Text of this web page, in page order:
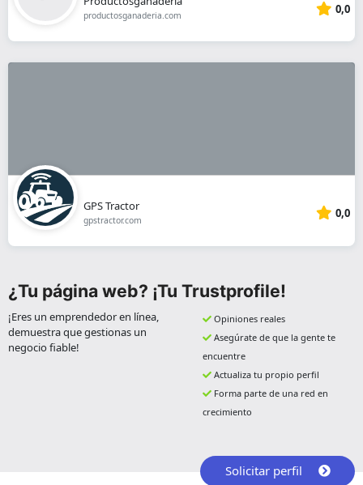
productosganaderia.com 0,0
GPS Tractor
gpstractor.com 0,0
¿Tu página web? ¡Tu Trustprofile!
¡Eres un emprendedor en línea,
demuestra que gestionas un
negocio fiable!
Opiniones reales
Asegúrate de que la gente te
encuentre
Actualiza tu propio perfil
Forma parte de una red en
crecimiento
Solicitar perfil